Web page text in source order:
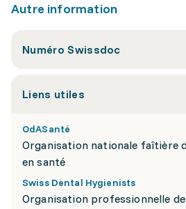
Autre information
Numéro Swissdoc
Liens utiles
OdASanté
Organisation nationale faîtière
en santé
Swiss Dental Hygienists
Organisation professionnelle